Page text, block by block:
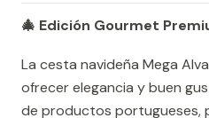
🎄 Edición Gourmet
La cesta navideña Mega
ofrecer elegancia y buen
de productos portugueses,